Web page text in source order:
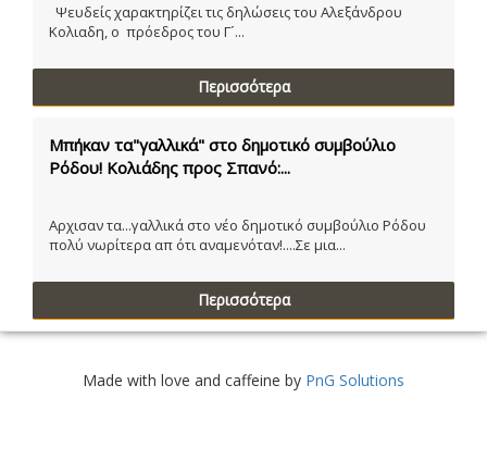
Ψευδείς χαρακτηρίζει τις δηλώσεις του Αλεξάνδρου
Κολιαδη, ο πρόεδρος του Γ´...
Περισσότερα
Μπήκαν τα"γαλλικά" στο δημοτικό συμβούλιο
Ρόδου! Κολιάδης προς Σπανό:...
Αρχισαν τα...γαλλικά στο νέο δημοτικό συμβούλιο Ρόδου
πολύ νωρίτερα απ ότι αναμενόταν!....Σε μια...
Περισσότερα
Made with love and caffeine by PnG Solutions